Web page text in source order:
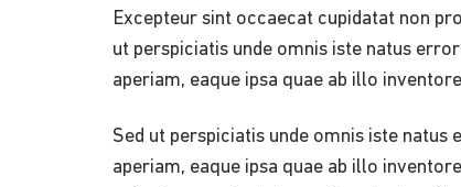
Excepteur sint occaecat cupidatat non
ut perspiciatis unde omnis iste natus
aperiam, eaque ipsa quae ab illo
Sed ut perspiciatis unde omnis iste
aperiam, eaque ipsa quae ab illo